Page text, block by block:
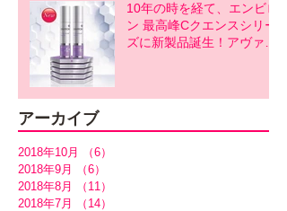
10年の時を経て、エンビロ
ン 最高峰Cクエンスシリー
ズに新製品誕生！アヴァン
アーカイブ
2018年10月 （6）
2018年9月
（6）
2018年8月
（11）
2018年7月
（14）